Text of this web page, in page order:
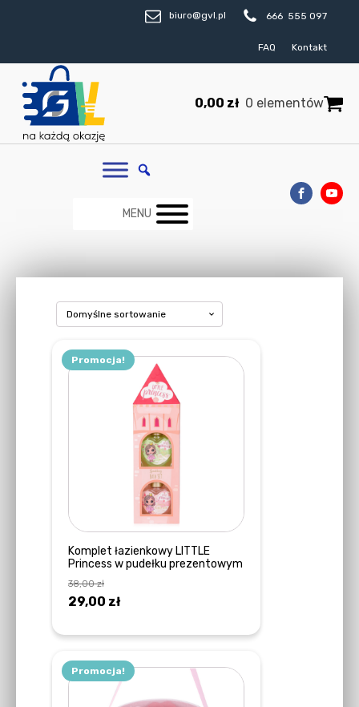
biuro@gvl.pl 666 555 097
FAQ Kontakt
0,00 zł 0 elementów
MENU
Promocja!
Komplet łazienkowy LITTLE
Princess w pudełku prezentowym
38,00zł
Pierwotna
wynosiła:
38,00 zł.
29,00 złAktualna
wynosi:
29,00 zł.
Promocja!